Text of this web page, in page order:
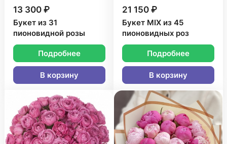
13 300 ₽
Букет из 31
пионовидной розы
Подробнее
В корзину
21 150 ₽
Букет MIX из 45
пионовидных роз
Подробнее
В корзину